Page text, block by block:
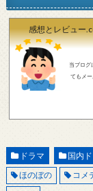
感想とレビュー
当ブログについて レビューのご依頼は、こち
てもメ
ドラマ
国内
ほのぼの
コメ